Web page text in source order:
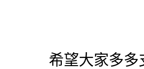
希望大家多多